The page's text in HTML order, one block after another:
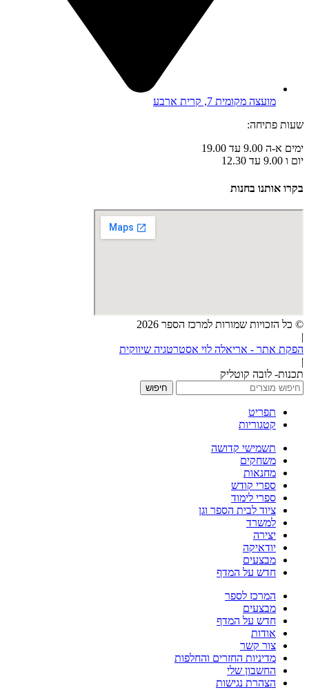
מועצה מקומית 7, קרית ארבע
שעות פתיחה:
ימים א-ה 9.00 עד 19.00
יום ו 9.00 עד 12.30
בקרו אותנו בחנות
© כל הזכויות שמורות למרכז הספר 2026
|
הפקת אתר - אריאלה לוי אסטרטגיה שיווקית
|
תכנות- לובה קוטליק
חיפוש
תפריט
קטגוריות
תשמישי קדושה
משחקים
מחנאות
ספרי קודש
ספרי לימוד
ציוד לבית הספר וגן
למשרד
יצירה
יודאיקה
מבצעים
חדש על המדף
המרכז לספר
מבצעים
חדש על המדף
אודות
צור קשר
מדיניות החזרים והחלפות
החשבון שלי
הצהרת נגישות